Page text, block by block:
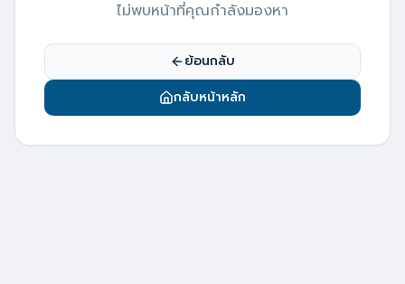
ไม่พบหน้าที่คุณกำลังมองหา
ย้อนกลับ
กลับหน้าหลัก